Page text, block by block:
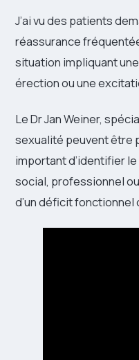
J’ai vu des patients
réassurance
situation impliquant
érection ou une
Le Dr Jan Weiner,
sexualité peuvent être
important d’identifier
social, professionnel
d’un déficit